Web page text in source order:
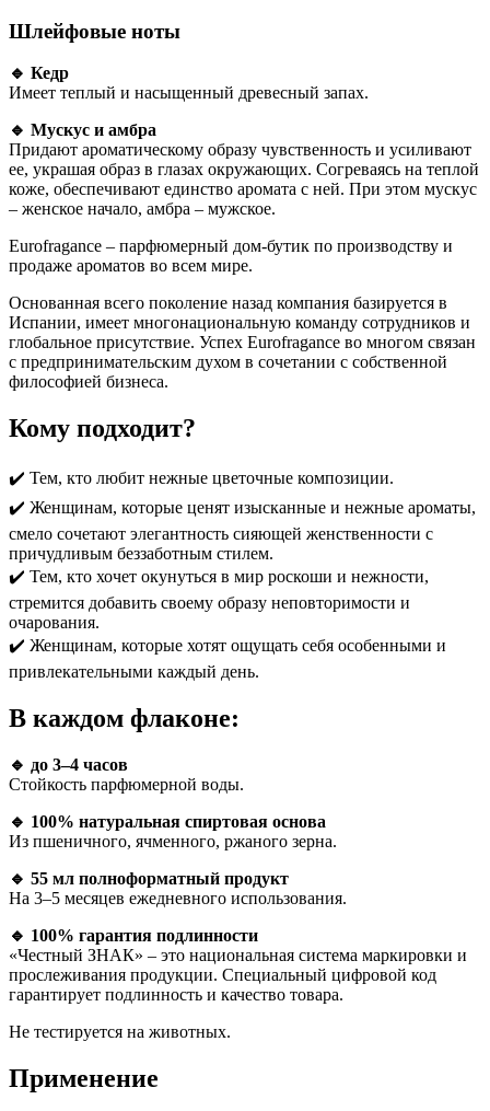
Шлейфовые ноты
🔹 Кедр
Имеет теплый и насыщенный древесный запах.
🔹 Мускус и амбра
Придают ароматическому образу чувственность и усиливают
ее, украшая образ в глазах окружающих. Согреваясь на теплой
коже, обеспечивают единство аромата с ней. При этом мускус
– женское начало, амбра – мужское.
Eurofragance – парфюмерный дом-бутик по производству и
продаже ароматов во всем мире.
Основанная всего поколение назад компания базируется в
Испании, имеет многонациональную команду сотрудников и
глобальное присутствие. Успех Eurofragance во многом связан
с предпринимательским духом в сочетании с собственной
философией бизнеса.
Кому подходит?
✔️ Тем, кто любит нежные цветочные композиции.
✔️ Женщинам, которые ценят изысканные и нежные ароматы,
смело сочетают элегантность сияющей женственности с
причудливым беззаботным стилем.
✔️ Тем, кто хочет окунуться в мир роскоши и нежности,
стремится добавить своему образу неповторимости и
очарования.
✔️ Женщинам, которые хотят ощущать себя особенными и
привлекательными каждый день.
В каждом флаконе:
🔹 до 3–4 часов
Стойкость парфюмерной воды.
🔹 100% натуральная спиртовая основа
Из пшеничного, ячменного, ржаного зерна.
🔹 55 мл полноформатный продукт
На 3–5 месяцев ежедневного использования.
🔹 100% гарантия подлинности
«Честный ЗНАК» – это национальная система маркировки и
прослеживания продукции. Специальный цифровой код
гарантирует подлинность и качество товара.
Не тестируется на животных.
Применение